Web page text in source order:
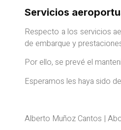
Servicios
Respecto a los servicios
de embarque y
Por ello, se prevé el
Esperamos les haya sido
Alberto Muñoz Cantos |